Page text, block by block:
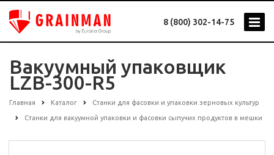
8 (800) 302-14-75
Вакуумный упаковщик
LZB-300-R5
Главная Каталог Станки для фасовки и упаковки зерновых культур
Станки для вакуумной упаковки и фасовки сыпучих продуктов в мешки